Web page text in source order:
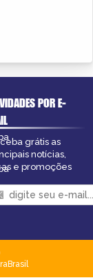
POR E-
grátis as
notícias,
e promoções